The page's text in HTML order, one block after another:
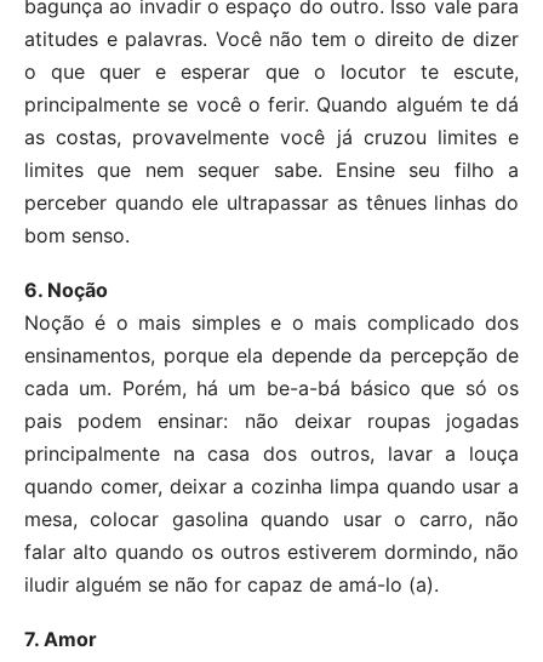
bagunça ao invadir o espaço do outro. Isso vale para
atitudes e palavras. Você não tem o direito de dizer
o que quer e esperar que o locutor te escute,
principalmente se você o ferir. Quando alguém te dá
as costas, provavelmente você já cruzou limites e
limites que nem sequer sabe. Ensine seu filho a
perceber quando ele ultrapassar as tênues linhas do
bom senso.
6. Noção
Noção é o mais simples e o mais complicado dos
ensinamentos, porque ela depende da percepção de
cada um. Porém, há um be-a-bá básico que só os
pais podem ensinar: não deixar roupas jogadas
principalmente na casa dos outros, lavar a louça
quando comer, deixar a cozinha limpa quando usar a
mesa, colocar gasolina quando usar o carro, não
falar alto quando os outros estiverem dormindo, não
iludir alguém se não for capaz de amá-lo (a).
7. Amor